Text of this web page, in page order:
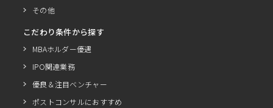
その他
こだわり条件から探す
MBAホルダー優遇
IPO関連業務
優良＆注目ベンチャー
ポストコンサルにおすすめ